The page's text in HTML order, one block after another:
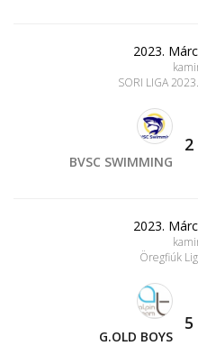
2023.
SORI LIGA
BVSC SWIMMING
2
2023.
Öregfiúk
G.OLD BOYS
5